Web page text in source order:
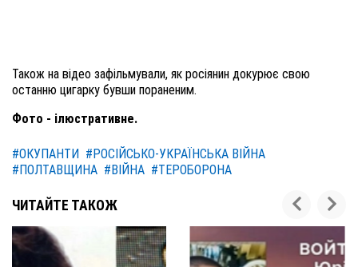
Також на відео зафільмували, як росіянин докурює свою
останню цигарку бувши пораненим.
Фото - ілюстративне.
#ОКУПАНТИ #РОСІЙСЬКО-УКРАЇНСЬКА ВІЙНА
#ПОЛТАВЩИНА #ВІЙНА #ТЕРОБОРОНА
ЧИТАЙТЕ ТАКОЖ